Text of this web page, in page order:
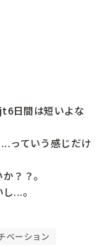
日間は短いよな
っていう感じだけ
？？。
...。
ベーション